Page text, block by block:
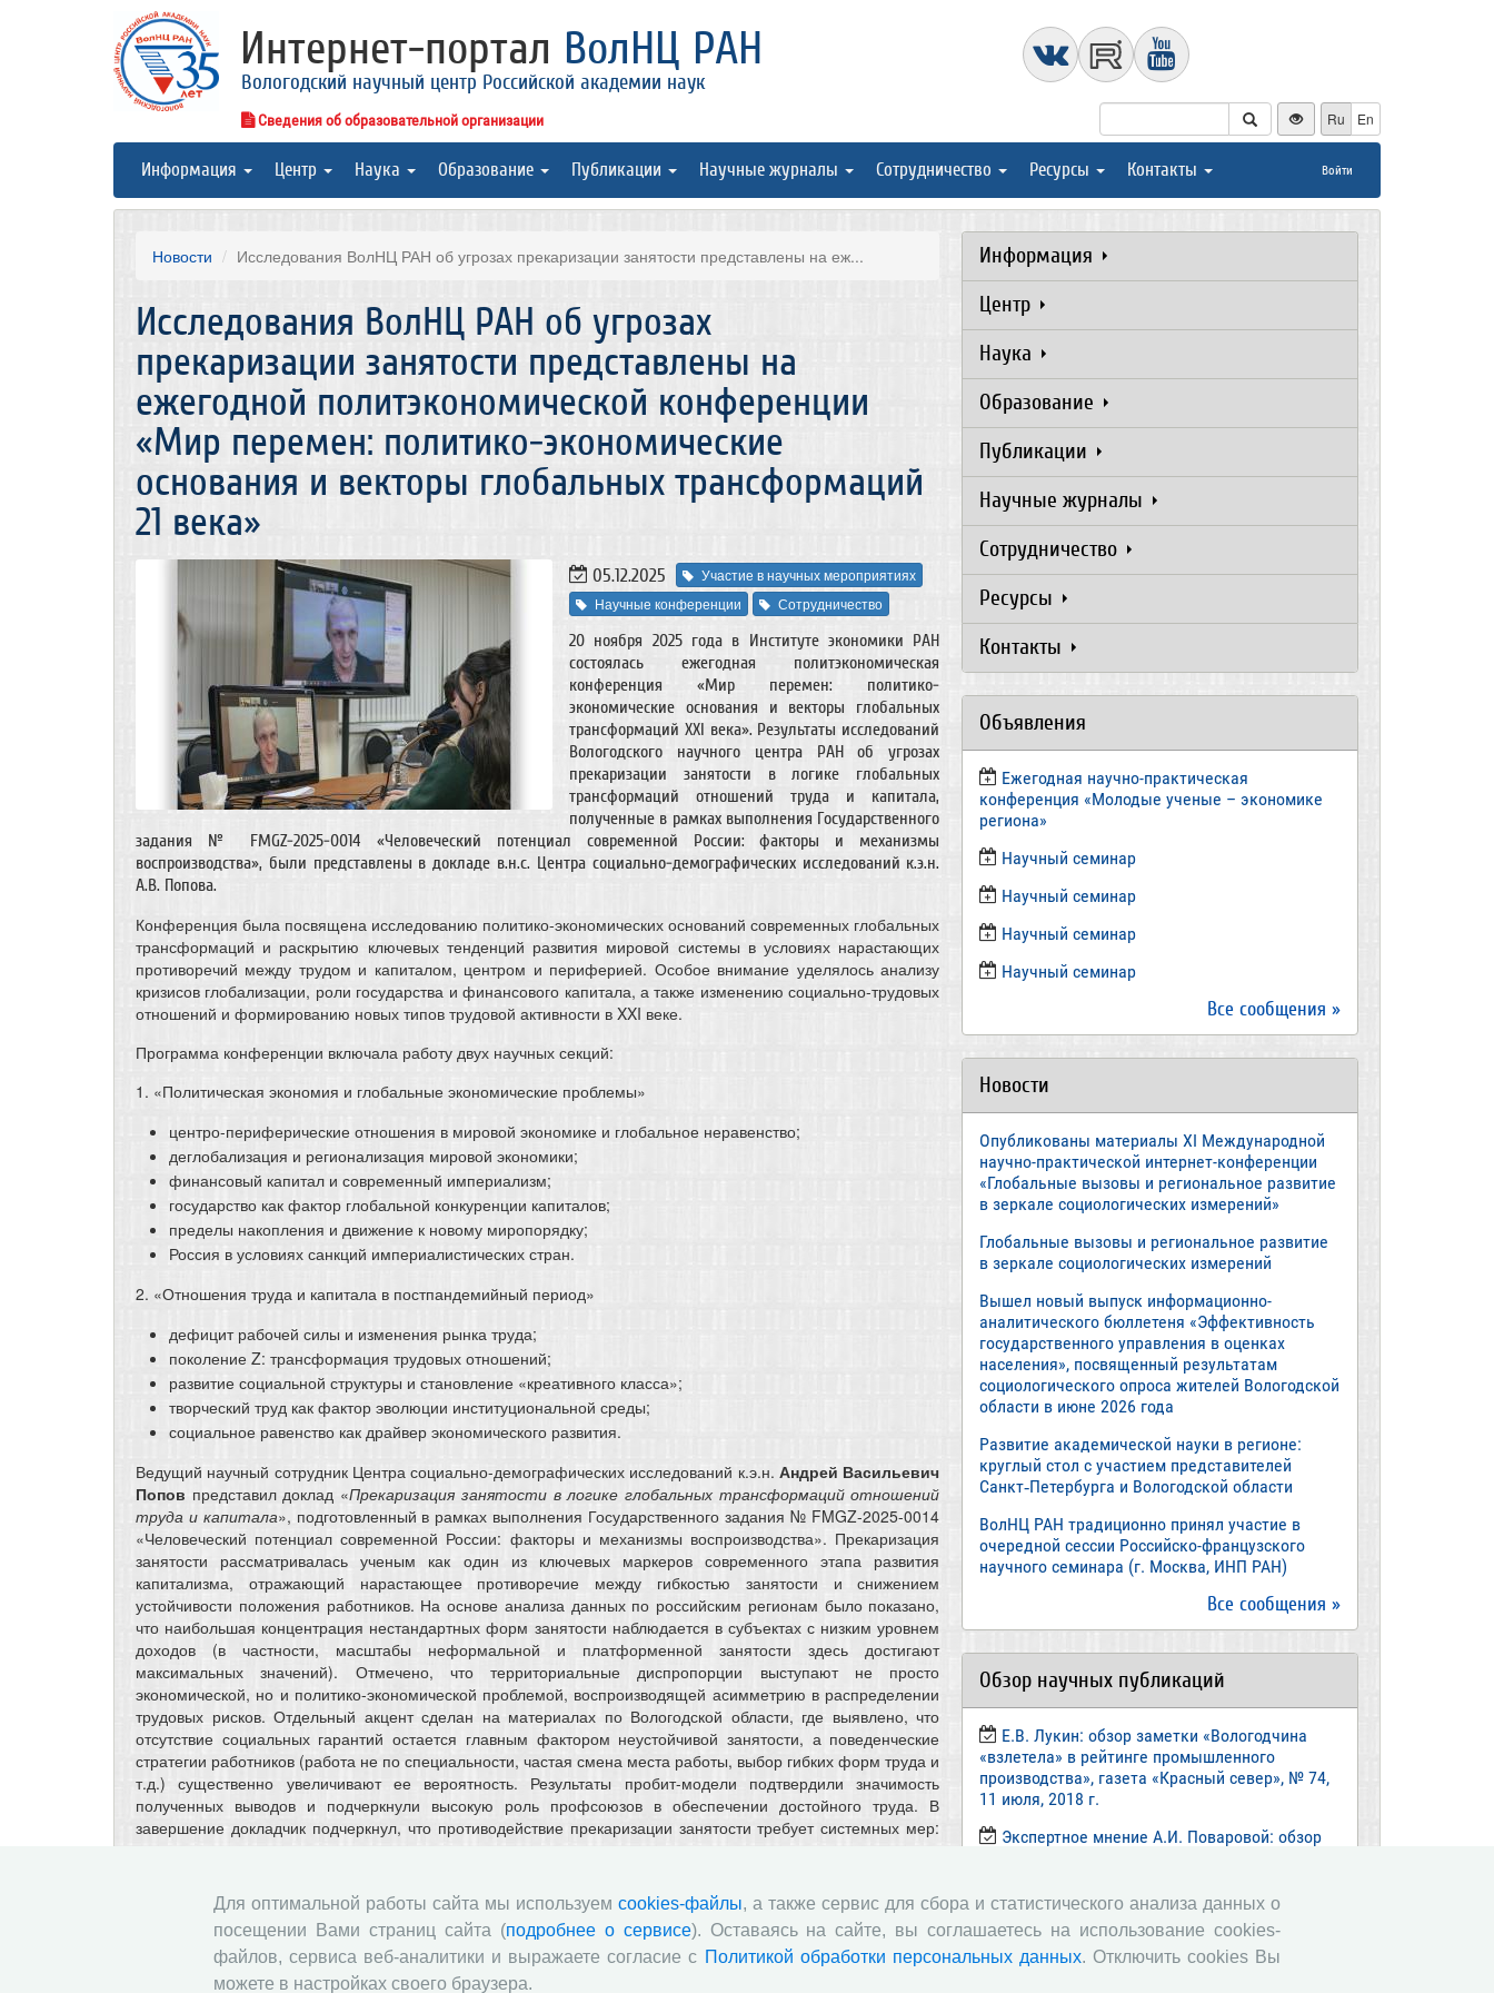
Интернет-портал ВолНЦ РАН
Вологодский научный центр Российской академии наук
Сведения об образовательной организации Ru En
Информация Центр Наука Образование Публикации Научные журналы Сотрудничество Ресурсы Контакты Войти
Новости Исследования ВолНЦ РАН об угрозах прекаризации занятости представлены на еж...
Исследования ВолНЦ РАН об угрозах
прекаризации занятости представлены на
ежегодной политэкономической конференции
«Мир перемен: политико-экономические
основания и векторы глобальных трансформаций
21 века»
05.12.2025
Участие в научных мероприятиях
Научные конференции
Сотрудничество
20 ноября 2025 года в Институте экономики РАН
состоялась ежегодная политэкономическая
конференция «Мир перемен: политико-
экономические основания и векторы глобальных
трансформаций XXI века». Результаты исследований
Вологодского научного центра РАН об угрозах
прекаризации занятости в логике глобальных
трансформаций отношений труда и капитала,
полученные в рамках выполнения Государственного
задания № FMGZ-2025-0014 «Человеческий потенциал современной России: факторы и механизмы
воспроизводства», были представлены в докладе в.н.с. Центра социально-демографических исследований к.э.н.
А.В. Попова.
Конференция была посвящена исследованию политико-экономических оснований современных глобальных
трансформаций и раскрытию ключевых тенденций развития мировой системы в условиях нарастающих
противоречий между трудом и капиталом, центром и периферией. Особое внимание уделялось анализу
кризисов глобализации, роли государства и финансового капитала, а также изменению социально-трудовых
отношений и формированию новых типов трудовой активности в XXI веке.
Программа конференции включала работу двух научных секций:
1. «Политическая экономия и глобальные экономические проблемы»
центро-периферические отношения в мировой экономике и глобальное неравенство;
деглобализация и регионализация мировой экономики;
финансовый капитал и современный империализм;
государство как фактор глобальной конкуренции капиталов;
пределы накопления и движение к новому миропорядку;
Россия в условиях санкций империалистических стран.
2. «Отношения труда и капитала в постпандемийный период»
дефицит рабочей силы и изменения рынка труда;
поколение Z: трансформация трудовых отношений;
развитие социальной структуры и становление «креативного класса»;
творческий труд как фактор эволюции институциональной среды;
социальное равенство как драйвер экономического развития.
Ведущий научный сотрудник Центра социально-демографических исследований к.э.н. Андрей Васильевич
Попов представил доклад «Прекаризация занятости в логике глобальных трансформаций отношений
труда и капитала», подготовленный в рамках выполнения Государственного задания № FMGZ-2025-0014
«Человеческий потенциал современной России: факторы и механизмы воспроизводства». Прекаризация
занятости рассматривалась ученым как один из ключевых маркеров современного этапа развития
капитализма, отражающий нарастающее противоречие между гибкостью занятости и снижением
устойчивости положения работников. На основе анализа данных по российским регионам было показано,
что наибольшая концентрация нестандартных форм занятости наблюдается в субъектах с низким уровнем
доходов (в частности, масштабы неформальной и платформенной занятости здесь достигают
максимальных значений). Отмечено, что территориальные диспропорции выступают не просто
экономической, но и политико-экономической проблемой, воспроизводящей асимметрию в распределении
трудовых рисков. Отдельный акцент сделан на материалах по Вологодской области, где выявлено, что
отсутствие социальных гарантий остается главным фактором неустойчивой занятости, а поведенческие
стратегии работников (работа не по специальности, частая смена места работы, выбор гибких форм труда и
т.д.) существенно увеличивают ее вероятность. Результаты пробит-модели подтвердили значимость
полученных выводов и подчеркнули высокую роль профсоюзов в обеспечении достойного труда. В
завершение докладчик подчеркнул, что противодействие прекаризации занятости требует системных мер:
Источник фото:Институт экономики РАН
Прикрепленные изображения
Информация
Центр
Наука
Образование
Публикации
Научные журналы
Сотрудничество
Ресурсы
Контакты
Объявления
Ежегодная научно-практическая
конференция «Молодые ученые – экономике
региона»
​Научный семинар
​Научный семинар
Научный семинар
​Научный семинар
Все сообщения »
Новости
Опубликованы материалы XI Международной
научно-практической интернет-конференции
«Глобальные вызовы и региональное развитие
в зеркале социологических измерений»
Глобальные вызовы и региональное развитие
в зеркале социологических измерений
Вышел новый выпуск информационно-
аналитического бюллетеня «Эффективность
государственного управления в оценках
населения», посвященный результатам
социологического опроса жителей Вологодской
области в июне 2026 года
Развитие академической науки в регионе:
круглый стол с участием представителей
Санкт‑Петербурга и Вологодской области
ВолНЦ РАН традиционно принял участие в
очередной сессии Российско-французского
научного семинара (г. Москва, ИНП РАН)
Все сообщения »
Обзор научных публикаций
Е.В. Лукин: обзор заметки «Вологодчина
«взлетела» в рейтинге промышленного
производства», газета «Красный север», № 74,
11 июля, 2018 г.
Экспертное мнение А.И. Поваровой: обзор
В.Н. Барсуков: обзор статьи «Повышение
пенсионного возраста: позитивные эффекты и
вероятные риски», журнал «Экономическая
Для оптимальной работы сайта мы используем cookies-файлы, а также сервис для сбора и статистического анализа данных о
посещении Вами страниц сайта (подробнее о сервисе). Оставаясь на сайте, вы соглашаетесь на использование cookies-
файлов, сервиса веб-аналитики и выражаете согласие с Политикой обработки персональных данных. Отключить cookies Вы
можете в настройках своего браузера.